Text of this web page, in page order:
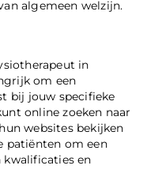
algemeen welzijn.
in
om een
bij jouw specifieke
online zoeken naar
websites bekijken
patiënten om een
kwalificaties en